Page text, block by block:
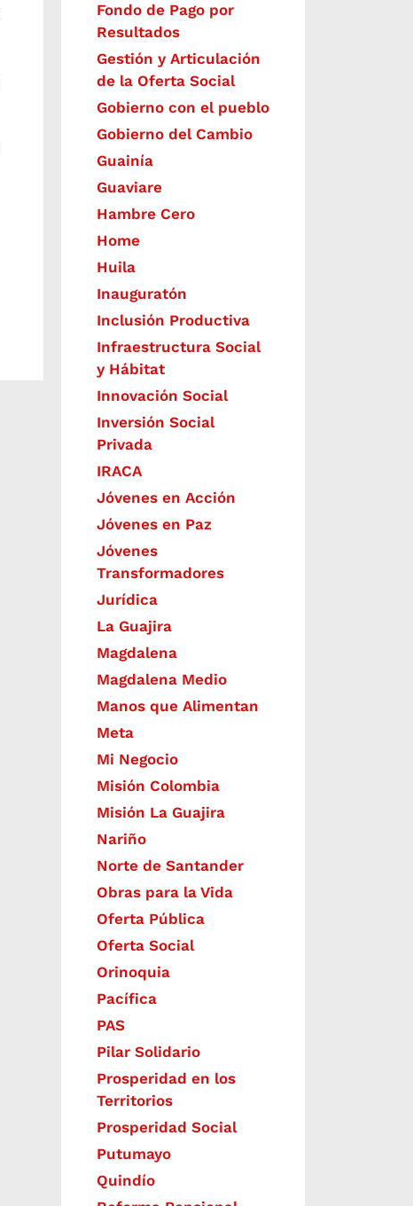
Fondo de Pago por
Resultados
Gestión y Articulación
de la Oferta Social
Gobierno con el pueblo
Gobierno del Cambio
Guainía
Guaviare
Hambre Cero
Home
Huila
Inauguratón
Inclusión Productiva
Infraestructura Social
y Hábitat
​Innovación Social
Inversión Social
Privada
IRACA
Jóvenes en Acción
Jóvenes en Paz
Jóvenes
Transformadores
Jurídica
La Guajira
Magdalena
Magdalena Medio
Manos que Alimentan
Meta
Mi Negocio
Misión Colombia
Misión La Guajira
Nariño
Norte de Santander
Obras para la Vida
Oferta Pública
Oferta Social​​
Orinoquia
Pacífica
PAS
Pilar Solidario
Prosperidad en los
Territorios
Prosperidad Social
Putumayo
Quindío